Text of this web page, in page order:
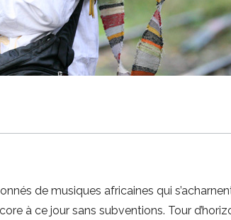
de musiques africaines qui
à ce jour sans subventions. Tour